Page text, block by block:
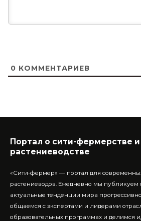
0 КОММЕНТАРИЕВ
Портал о сити-фермерстве
растениеводстве
«Сити-фермер» — портал для
растениеводов. Ежедневно мы публикуем
актуальные тенденции мира
общаемся с экспертами и лидерами
образовательных программах и делимся